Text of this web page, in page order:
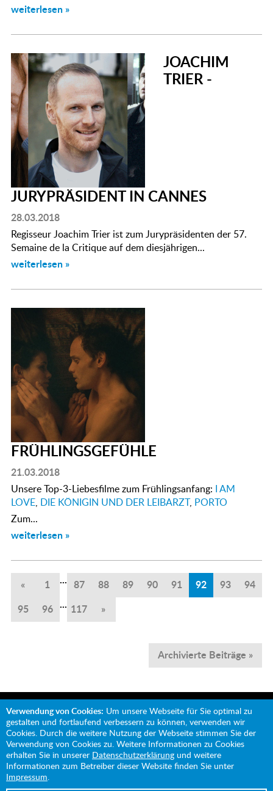
weiterlesen »
JOACHIM
TRIER -
JURYPRÄSIDENT IN CANNES
28.03.2018
Regisseur Joachim Trier ist zum Jurypräsidenten der 57.
Semaine de la Critique auf dem diesjährigen...
weiterlesen »
FRÜHLINGSGEFÜHLE
21.03.2018
Unsere Top-3-Liebesfilme zum Frühlingsanfang: I AM
LOVE, DIE KÖNIGIN UND DER LEIBARZT, PORTO
Zum...
weiterlesen »
« 1 ... 87 88 89 90 91 92 93
94
95
96 ... 117 »
Archivierte Beiträge »
Mit Unterstützung von:
Verwendung von Cookies: Um unsere Webseite für Sie optimal zu
gestalten und fortlaufend verbessern zu können, verwenden wir
Cookies. Durch die weitere Nutzung der Webseite stimmen Sie der
Verwendung von Cookies zu. Weitere Informationen zu Cookies
erhalten Sie in unserer Datenschutzerklärung und weitere
Informationen zum Betreiber dieser Website finden Sie unter
Impressum.